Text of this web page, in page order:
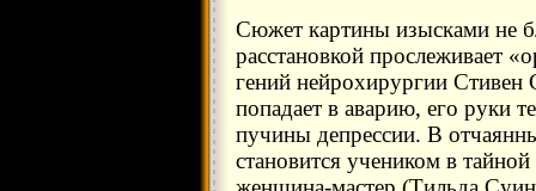
Сюжет картины изысками не
расстановкой прослеживает
гений нейрохирургии Стивен
попадает в аварию, его руки
пучины депрессии. В
становится учеником в